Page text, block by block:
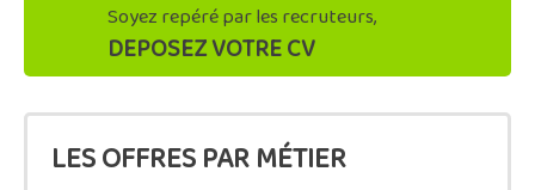
Soyez repéré par les recruteurs,
DEPOSEZ VOTRE CV
LES OFFRES PAR MÉTIER